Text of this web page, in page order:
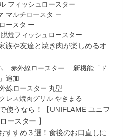
フィッシュロースター
マルチロースタ ー
ースタ ー
煙フィッシュロースター
族や友達と焼き肉が楽しめるオ
赤外線ロースター 新機能「ド
追加
線ロースター 丸型
レス焼肉グリル やきまる
使うなら！【UNIFLAME ユニフ
ースター 】
すすめ３選！食後のお口直しに